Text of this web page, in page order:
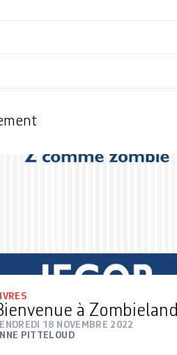
à Zombieland
18 NOVEMBRE 2022
PITTELOUD